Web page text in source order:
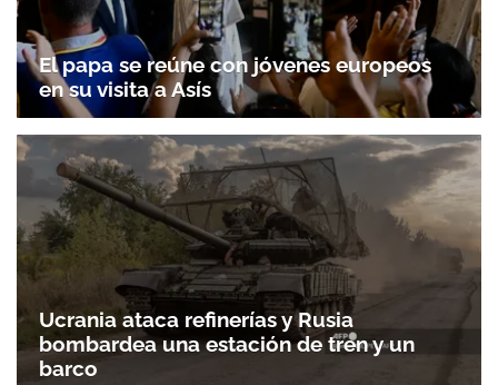
El papa se reúne con jóvenes europeos
en su visita a Asís
Ucrania ataca refinerías y Rusia
bombardea una estación de tren y un
barco